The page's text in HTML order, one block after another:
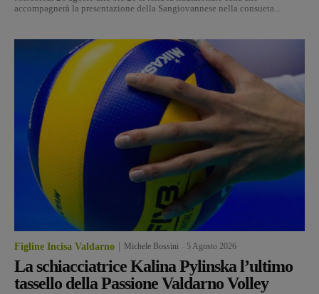
accompagnerà la presentazione della Sangiovannese nella consueta...
Figline Incisa Valdarno Michele Bossini 5 Agosto 2026
La schiacciatrice Kalina Pylinska l’ultimo
tassello della Passione Valdarno Volley